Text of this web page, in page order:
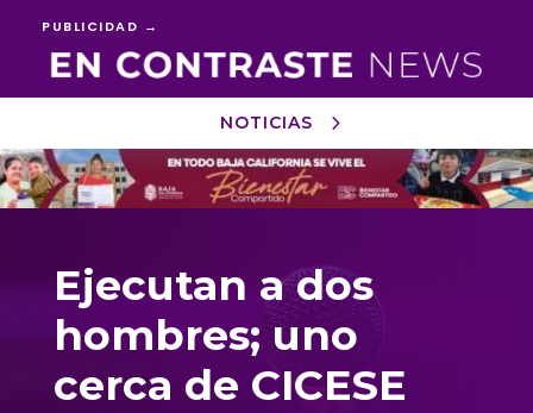
PUBLICIDAD →
NOTICIAS
Reproductor
de
vídeo
Ejecutan a dos
hombres; uno
cerca de CICESE